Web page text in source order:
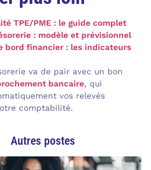
TPE/PME : le guide complet
: modèle et prévisionnel
bord financier : les indicateurs
va de pair avec un bon
bancaire, qui
vos relevés
comptabilité.
Autres postes